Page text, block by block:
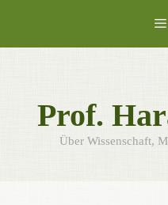
content
Prof.
Über Wissenschaft,